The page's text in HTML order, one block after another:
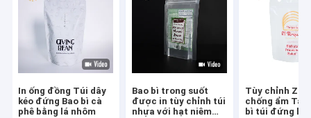
In ống đồng Túi dây
kéo đứng Bao bì cà
phê bằng lá nhôm
Bao bì trong suốt
được in tùy chỉnh túi
nhựa với hạt niêm
Tùy chỉnh
chống ẩm
bì túi đứng